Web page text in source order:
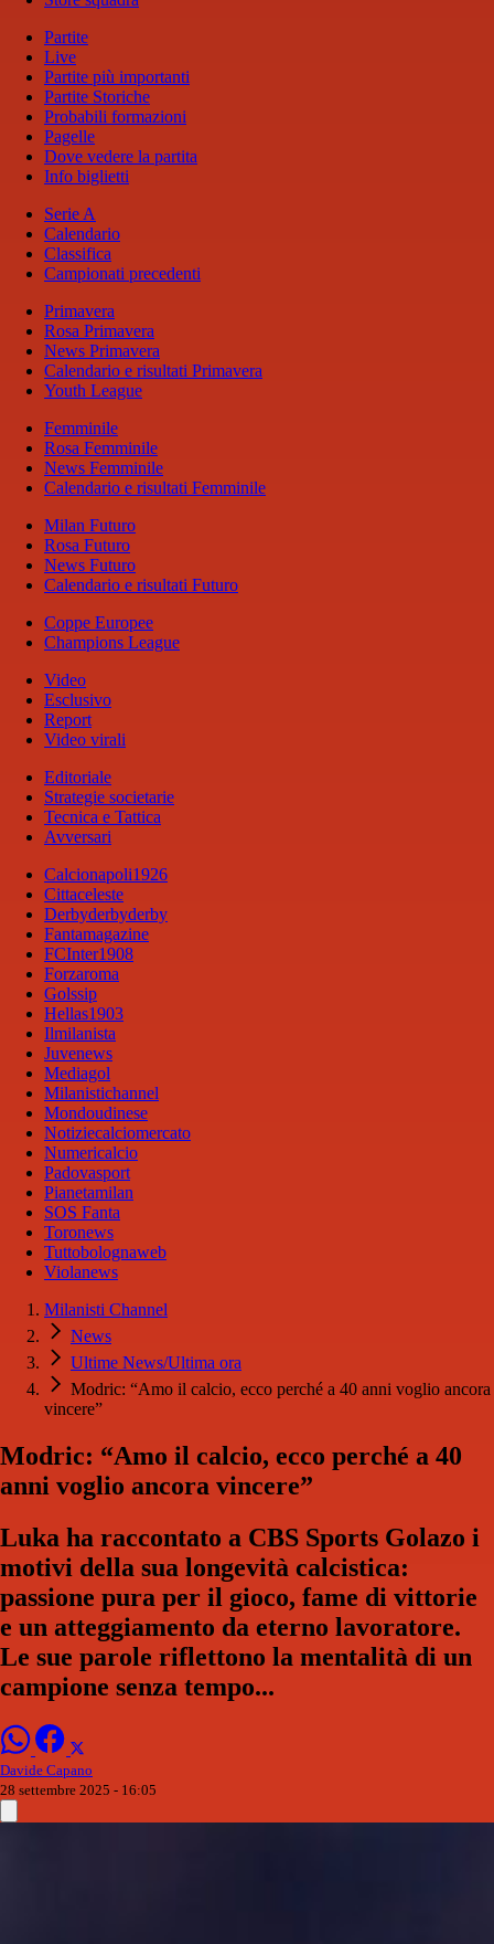
Partite
Live
Partite più importanti
Partite Storiche
Probabili formazioni
Pagelle
Dove vedere la partita
Info biglietti
Serie A
Calendario
Classifica
Campionati precedenti
Primavera
Rosa Primavera
News Primavera
Calendario e risultati Primavera
Youth League
Femminile
Rosa Femminile
News Femminile
Calendario e risultati Femminile
Milan Futuro
Rosa Futuro
News Futuro
Calendario e risultati Futuro
Coppe Europee
Champions League
Video
Esclusivo
Report
Video virali
Editoriale
Strategie societarie
Tecnica e Tattica
Avversari
Calcionapoli1926
Cittaceleste
Derbyderbyderby
Fantamagazine
FCInter1908
Forzaroma
Golssip
Hellas1903
Ilmilanista
Juvenews
Mediagol
Milanistichannel
Mondoudinese
Notiziecalciomercato
Numericalcio
Padovasport
Pianetamilan
SOS Fanta
Toronews
Tuttobolognaweb
Violanews
Milanisti Channel
News
Ultime News/Ultima ora
Modric: “Amo il calcio, ecco perché a 40 anni voglio ancora
vincere”
Modric: “Amo il calcio, ecco perché a 40
anni voglio ancora vincere”
Luka ha raccontato a CBS Sports Golazo i
motivi della sua longevità calcistica:
passione pura per il gioco, fame di vittorie
e un atteggiamento da eterno lavoratore.
Le sue parole riflettono la mentalità di un
campione senza tempo...
Davide Capano
28 settembre 2025 - 16:05